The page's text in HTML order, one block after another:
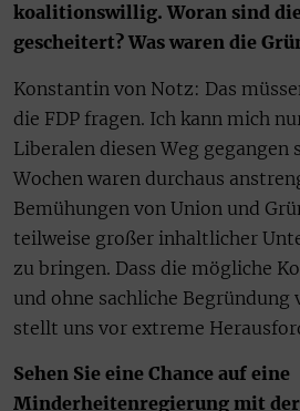
koalitionswillig. Woran sind die
gescheitert? Was waren die
Konstantin von Notz: Das
die FDP fragen. Ich kann mich
Liberalen diesen Weg
Wochen waren durchaus
Bemühungen von Union und
teilweise großer inhaltlicher
zu bringen. Dass die mögliche
und ohne sachliche
stellt uns vor extreme
Sehen Sie eine Chance auf eine
Minderheitenregierung mit